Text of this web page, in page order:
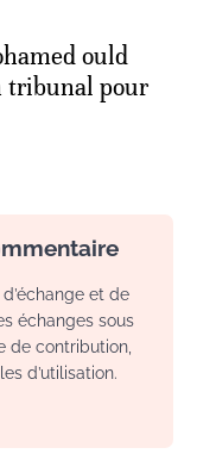
ould
tribunal pour
et de
échanges sous
de contribution,
d’utilisation.